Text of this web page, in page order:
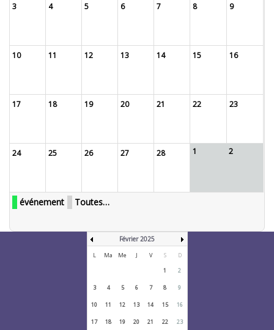
3 4 5 6 7 8 9
10 11 12 13 14 15 16
17 18 19 20 21 22 23
24 25 26 27 28 1 2
événement Toutes…
Février 2025
L Ma Me J V S
D
1
2
3 4 5 6 7 8 9
10 11 12 13 14 15 16
17 18 19 20 21 22 23